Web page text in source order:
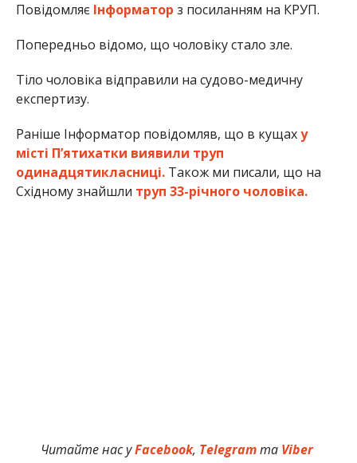
Повідомляє Інформатор з посиланням на КРУП.
Попередньо відомо, що чоловіку стало зле.
Тіло чоловіка відправили на судово-медичну
експертизу.
Раніше Інформатор повідомляв, що в кущаху
місті П’ятихатки виявили труп
одинадцятикласниці.Також ми писали, що на
Східному знайшли труп 33-річного чоловіка.
Читайте нас уFacebook, Telegramта Viber